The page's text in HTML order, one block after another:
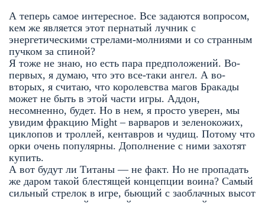
А теперь самое интересное. Все задаются вопросом,
кем же является этот пернатый лучник с
энергетическими стрелами-молниями и со странным
пучком за спиной?
Я тоже не знаю, но есть пара предположений. Во-
первых, я думаю, что это все-таки ангел. А во-
вторых, я считаю, что королевства магов Бракады
может не быть в этой части игры. Аддон,
несомненно, будет. Но в нем, я просто уверен, мы
увидим фракцию Might – варваров и зеленокожих,
циклопов и троллей, кентавров и чудищ. Потому что
орки очень популярны. Дополнение с ними захотят
купить.
А вот будут ли Титаны — не факт. Но не пропадать
же даром такой блестящей концепции воина? Самый
сильный стрелок в игре, бьющий с заоблачных высот